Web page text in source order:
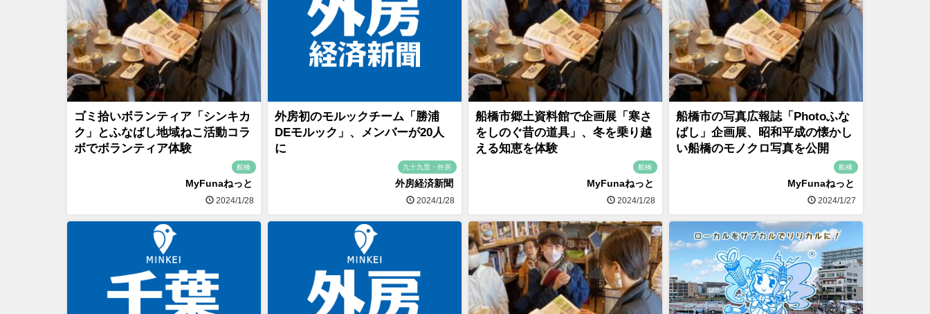
ゴミ拾いボランティア「シンキカ
ク」とふなばし地域ねこ活動コラ
ボでボランティア体験
船橋
MyFunaねっと
2024/1/28
外房初のモルックチーム「勝浦
DEモルック」、メンバーが20人
に
九十九里・外房
外房経済新聞
2024/1/28
船橋市郷土資料館で企画展「寒さ
をしのぐ昔の道具」、冬を乗り越
える知恵を体験
船橋
MyFunaねっと
2024/1/28
船橋市の写真広報誌「Photoふな
ばし」企画展、昭和平成の懐かし
い船橋のモノクロ写真を公開
船橋
MyFunaねっと
2024/1/27